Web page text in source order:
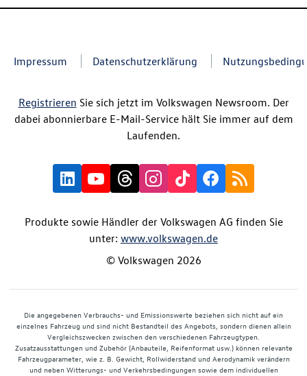
Impressum Datenschutzerklärung
Registrieren Sie sich jetzt im Volkswagen Newsroom. Der
dabei abonnierbare E-Mail-Service hält Sie immer auf dem
Laufenden.
Produkte sowie Händler der Volkswagen AG finden Sie
unter: www.volkswagen.de
© Volkswagen 2026
Die angegebenen Verbrauchs- und Emissionswerte beziehen sich nicht auf ein
einzelnes Fahrzeug und sind nicht Bestandteil des Angebots, sondern dienen allein
Vergleichszwecken zwischen den verschiedenen Fahrzeugtypen.
Zusatzausstattungen und Zubehör (Anbauteile, Reifenformat usw.) können relevante
Fahrzeugparameter, wie z. B. Gewicht, Rollwiderstand und Aerodynamik verändern
und neben Witterungs- und Verkehrsbedingungen sowie dem individuellen